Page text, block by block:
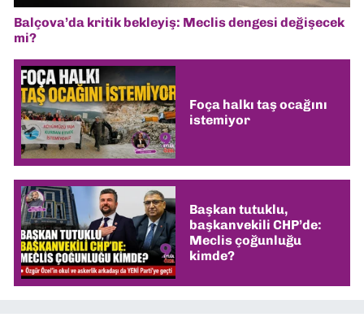
Balçova’da kritik bekleyiş: Meclis dengesi değişecek
mi?
Foça halkı taş ocağını
istemiyor
Başkan tutuklu,
başkanvekili CHP’de:
Meclis çoğunluğu
kimde?